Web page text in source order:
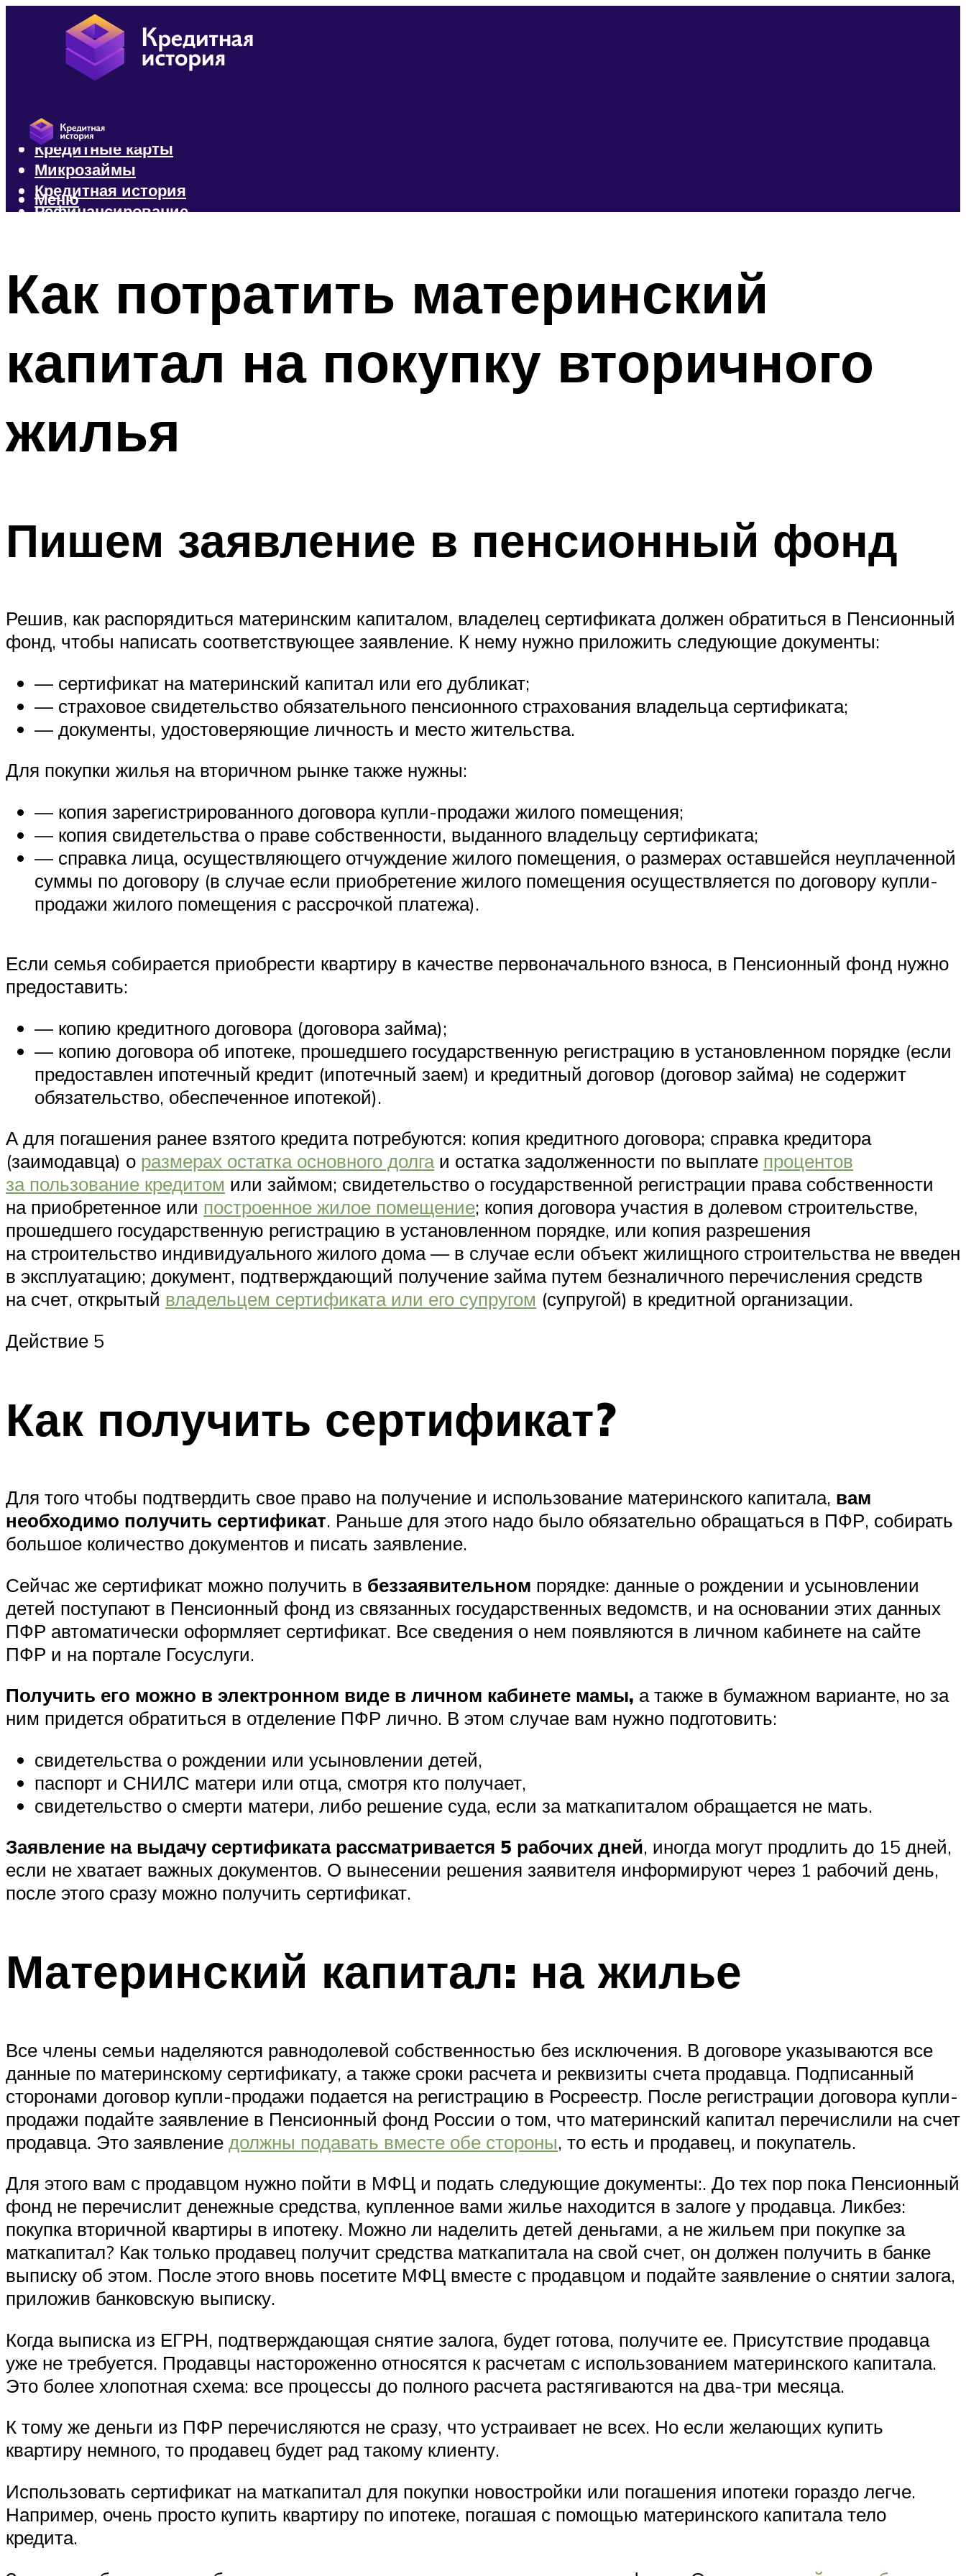
Кредиты
Кредитные карты
Микрозаймы
Кредитная история
Рефинансирование
Меню
Как потратить материнский
капитал на покупку вторичного
жилья
Пишем заявление в пенсионный фонд
Решив, как распорядиться материнским капиталом, владелец сертификата должен обратиться в Пенсионный
фонд, чтобы написать соответствующее заявление. К нему нужно приложить следующие документы:
— сертификат на материнский капитал или его дубликат;
— страховое свидетельство обязательного пенсионного страхования владельца сертификата;
— документы, удостоверяющие личность и место жительства.
Для покупки жилья на вторичном рынке также нужны:
— копия зарегистрированного договора купли-продажи жилого помещения;
— копия свидетельства о праве собственности, выданного владельцу сертификата;
— справка лица, осуществляющего отчуждение жилого помещения, о размерах оставшейся неуплаченной
суммы по договору (в случае если приобретение жилого помещения осуществляется по договору купли-
продажи жилого помещения с рассрочкой платежа).
Если семья собирается приобрести квартиру в качестве первоначального взноса, в Пенсионный фонд нужно
предоставить:
— копию кредитного договора (договора займа);
— копию договора об ипотеке, прошедшего государственную регистрацию в установленном порядке (если
предоставлен ипотечный кредит (ипотечный заем) и кредитный договор (договор займа) не содержит
обязательство, обеспеченное ипотекой).
А для погашения ранее взятого кредита потребуются: копия кредитного договора; справка кредитора
(заимодавца) о размерах остатка основного долгаи остатка задолженности по выплате процентов
за пользование кредитом или займом; свидетельство о государственной регистрации права собственности
на приобретенное или построенное жилое помещение; копия договора участия в долевом строительстве,
прошедшего государственную регистрацию в установленном порядке, или копия разрешения
на строительство индивидуального жилого дома — в случае если объект жилищного строительства не введен
в эксплуатацию; документ, подтверждающий получение займа путем безналичного перечисления средств
на счет, открытый владельцем сертификата или его супругом (супругой) в кредитной организации.
Действие 5
Как получить сертификат?
Для того чтобы подтвердить свое право на получение и использование материнского капитала, вам
необходимо получить сертификат. Раньше для этого надо было обязательно обращаться в ПФР, собирать
большое количество документов и писать заявление.
Сейчас же сертификат можно получить в беззаявительном порядке: данные о рождении и усыновлении
детей поступают в Пенсионный фонд из связанных государственных ведомств, и на основании этих данных
ПФР автоматически оформляет сертификат. Все сведения о нем появляются в личном кабинете на сайте
ПФР и на портале Госуслуги.
Получить его можно в электронном виде в личном кабинете мамы, а также в бумажном варианте, но за
ним придется обратиться в отделение ПФР лично. В этом случае вам нужно подготовить:
свидетельства о рождении или усыновлении детей,
паспорт и СНИЛС матери или отца, смотря кто получает,
свидетельство о смерти матери, либо решение суда, если за маткапиталом обращается не мать.
Заявление на выдачу сертификата рассматривается 5 рабочих дней, иногда могут продлить до 15 дней,
если не хватает важных документов. О вынесении решения заявителя информируют через 1 рабочий день,
после этого сразу можно получить сертификат.
Материнский капитал: на жилье
Все члены семьи наделяются равнодолевой собственностью без исключения. В договоре указываются все
данные по материнскому сертификату, а также сроки расчета и реквизиты счета продавца. Подписанный
сторонами договор купли-продажи подается на регистрацию в Росреестр. После регистрации договора купли-
продажи подайте заявление в Пенсионный фонд России о том, что материнский капитал перечислили на счет
продавца. Это заявление должны подавать вместе обе стороны, то есть и продавец, и покупатель.
Для этого вам с продавцом нужно пойти в МФЦ и подать следующие документы:. До тех пор пока Пенсионный
фонд не перечислит денежные средства, купленное вами жилье находится в залоге у продавца. Ликбез:
покупка вторичной квартиры в ипотеку. Можно ли наделить детей деньгами, а не жильем при покупке за
маткапитал? Как только продавец получит средства маткапитала на свой счет, он должен получить в банке
выписку об этом. После этого вновь посетите МФЦ вместе с продавцом и подайте заявление о снятии залога,
приложив банковскую выписку.
Когда выписка из ЕГРН, подтверждающая снятие залога, будет готова, получите ее. Присутствие продавца
уже не требуется. Продавцы настороженно относятся к расчетам с использованием материнского капитала.
Это более хлопотная схема: все процессы до полного расчета растягиваются на два-три месяца.
К тому же деньги из ПФР перечисляются не сразу, что устраивает не всех. Но если желающих купить
квартиру немного, то продавец будет рад такому клиенту.
Использовать сертификат на маткапитал для покупки новостройки или погашения ипотеки гораздо легче.
Например, очень просто купить квартиру по ипотеке, погашая с помощью материнского капитала тело
кредита.